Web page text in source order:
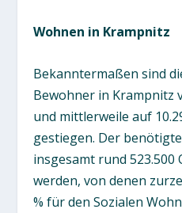
Wohnen in Krampnitz
Bekanntermaßen sind
Bewohner in Krampnitz
und mittlerweile auf
gestiegen. Der
insgesamt rund
werden, von denen
% für den Sozialen